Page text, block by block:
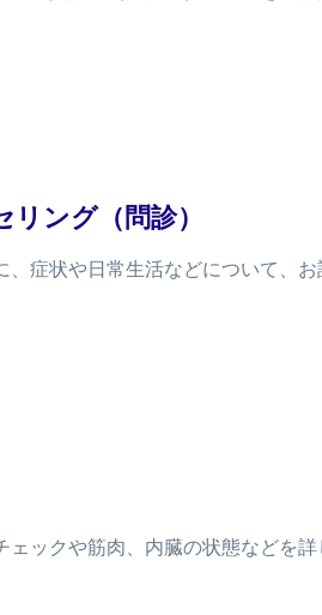
リング（問診）
、症状や日常生活などについて、お
ェックや筋肉、内臓の状態などを詳